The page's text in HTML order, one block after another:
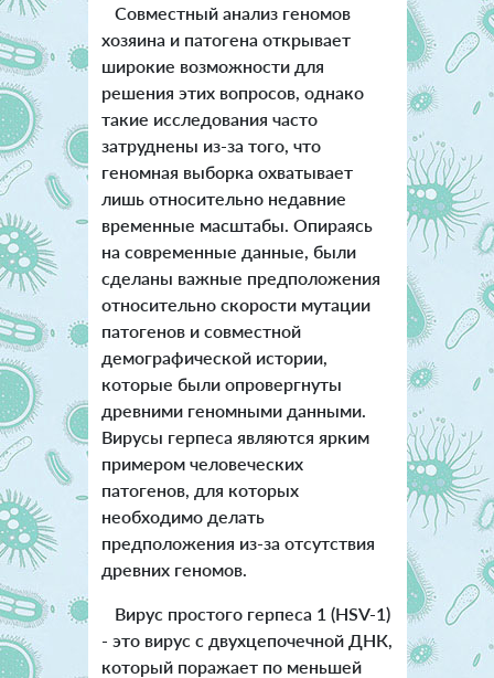
Совместный анализ геномов
хозяина и патогена открывает
широкие возможности для
решения этих вопросов, однако
такие исследования часто
затруднены из-за того, что
геномная выборка охватывает
лишь относительно недавние
временные масштабы. Опираясь
на современные данные, были
сделаны важные предположения
относительно скорости мутации
патогенов и совместной
демографической истории,
которые были опровергнуты
древними геномными данными.
Вирусы герпеса являются ярким
примером человеческих
патогенов, для которых
необходимо делать
предположения из-за отсутствия
древних геномов.
Вирус простого герпеса 1 (HSV-1)
- это вирус с двухцепочечной ДНК,
который поражает по меньшей